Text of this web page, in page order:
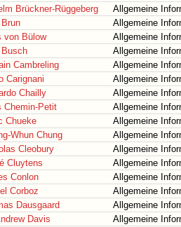
Brückner-Rüggeberg
Allgemeine
Allgemeine
von Bülow
Allgemeine
Busch
Allgemeine
Cambreling
Allgemeine
Carignani
Allgemeine
Chailly
Allgemeine
Chemin-Petit
Allgemeine
Chueke
Allgemeine
Whun Chung
Allgemeine
Cleobury
Allgemeine
Cluytens
Allgemeine
Conlon
Allgemeine
Corboz
Allgemeine
Dausgaard
Allgemeine
Davis
Allgemeine